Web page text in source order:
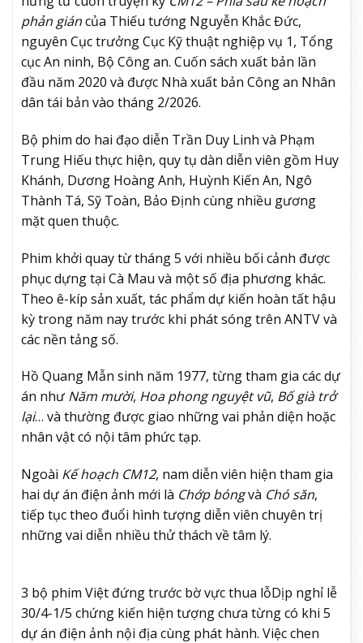
phản giáncủa Thiếu tướng Nguyễn Khắc Đức,
nguyên Cục trưởng Cục Kỹ thuật nghiệp vụ 1, Tổng
cục An ninh, Bộ Công an. Cuốn sách xuất bản lần
đầu năm 2020 và được Nhà xuất bản Công an Nhân
dân tái bản vào tháng 2/2026.
Bộ phim do hai đạo diễn Trần Duy Linh và Phạm
Trung Hiếu thực hiện, quy tụ dàn diễn viên gồm Huy
Khánh, Dương Hoàng Anh, Huỳnh Kiến An, Ngô
Thành Tá, Sỹ Toàn, Bảo Định cùng nhiều gương
mặt quen thuộc.
Phim khởi quay từ tháng 5 với nhiều bối cảnh được
phục dựng tại Cà Mau và một số địa phương khác.
Theo ê-kíp sản xuất, tác phẩm dự kiến hoàn tất hậu
kỳ trong năm nay trước khi phát sóng trên ANTV và
các nền tảng số.
Hồ Quang Mẫn sinh năm 1977, từng tham gia các dự
án như Năm mười, Hoa phong nguyệt vũ, Bố già trở
lại… và thường được giao những vai phản diện hoặc
nhân vật có nội tâm phức tạp.
Ngoài Kế hoạch CM12, nam diễn viên hiện tham gia
hai dự án điện ảnh mới là Chớp bóngvà Chó săn,
tiếp tục theo đuổi hình tượng diễn viên chuyên trị
những vai diễn nhiều thử thách về tâm lý.
3 bộ phim Việt đứng trước bờ vực thua lỗDịp nghỉ lễ
30/4-1/5 chứng kiến hiện tượng chưa từng có khi 5
dự án điện ảnh nội địa cùng phát hành. Việc chen